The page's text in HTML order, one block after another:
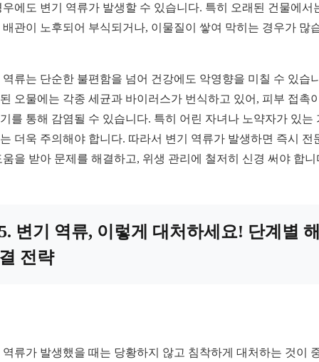
우에도 변기 역류가 발생할 수 있습니다. 특히 오래된 건물에서
배관이 노후되어 부식되거나, 이물질이 쌓여 막히는 경우가 많
역류는 단순한 불편함을 넘어 건강에도 악영향을 미칠 수 있습
오물에는 각종 세균과 바이러스가 번식하고 있어, 피부 접촉
를 통해 감염될 수 있습니다. 특히 어린 자녀나 노약자가 있는
더욱 주의해야 합니다. 따라서 변기 역류가 발생하면 즉시 전
움을 받아 문제를 해결하고, 위생 관리에 철저히 신경 써야 합니
변기 역류, 이렇게 대처하세요! 단계별
전략
역류가 발생했을 때는 당황하지 않고 침착하게 대처하는 것이